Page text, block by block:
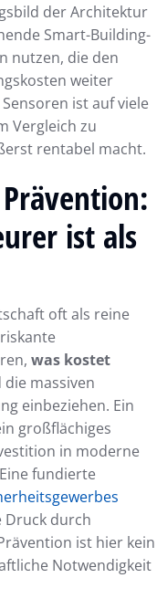
der Architektur
Smart-Building-
nutzen, die den
weiter
ist auf viele
Vergleich zu
rentabel macht.
ist als
oft als reine
was kostet
massiven
einbeziehen. Ein
großflächiges
in moderne
fundierte
Druck durch
ist hier kein
Notwendigkeit